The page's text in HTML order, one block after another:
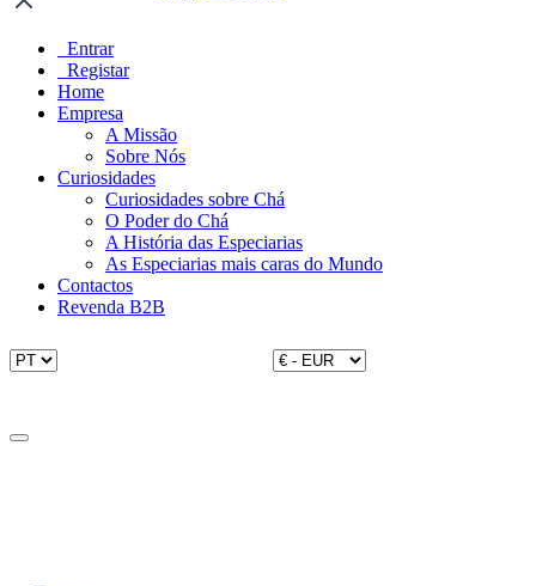
Entrar
Registar
Home
Empresa
A Missão
Sobre Nós
Curiosidades
Curiosidades sobre Chá
O Poder do Chá
A História das Especiarias
As Especiarias mais caras do Mundo
Contactos
Revenda B2B